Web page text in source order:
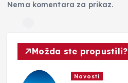
Nema komentara za prikaz.
Možda ste propustili?
Novosti